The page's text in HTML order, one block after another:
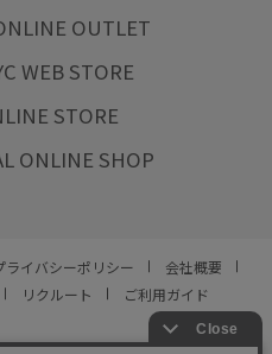
OUTLET
WEB STORE
STORE
ONLINE SHOP
ライバシーポリシー
会社概要
リクルート ご利用ガイド